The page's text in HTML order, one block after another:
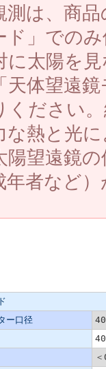
測は、商
ド」での
に太陽を
天体望遠
ください
な熱と光
陽望遠鏡
年者など
ー口径